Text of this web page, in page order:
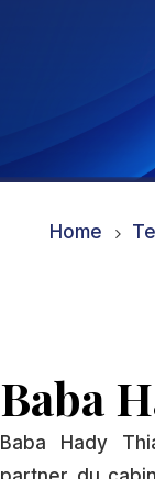
Home 5
Baba
Baba Hady